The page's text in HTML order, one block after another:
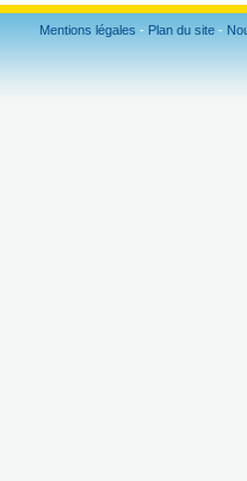
Mentions légales - Plan du site -